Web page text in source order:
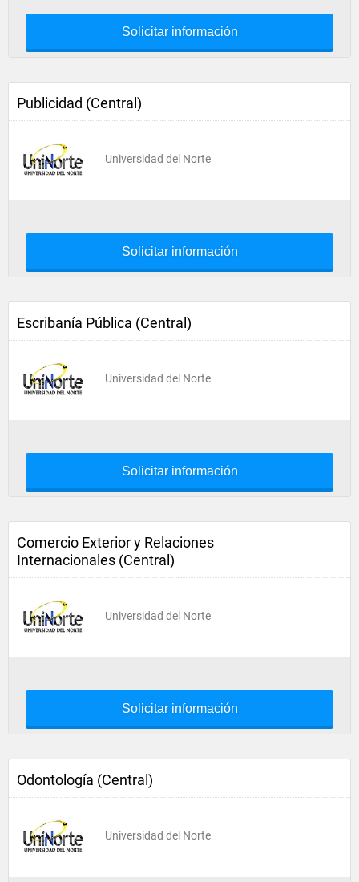
Solicitar información
Publicidad (Central)
Universidad del Norte
Solicitar información
Escribanía Pública (Central)
Universidad del Norte
Solicitar información
Comercio Exterior y Relaciones
Internacionales (Central)
Universidad del Norte
Solicitar información
Odontología (Central)
Universidad del Norte